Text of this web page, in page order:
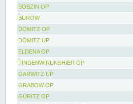
BOBZIN OP
BUROW
DÖMITZ OP
DÖMITZ UP
ELDENA OP
FINDENWIRUNSHIER OP
GARWITZ UP
GRABOW OP
GÜRITZ OP